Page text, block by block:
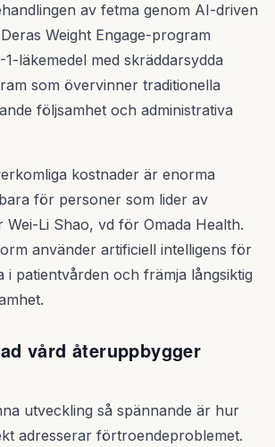
av fetma genom AI-driven
Weight Engage-program
läkemedel med skräddarsydda
som övervinner traditionella
följsamhet och administrativa
kostnader är enorma
för personer som lider av
Li Shao, vd för Omada Health.
använder artificiell intelligens för
patientvården och främja långsiktig
vård återuppbygger
utveckling så spännande är hur
adresserar förtroendeproblemet.